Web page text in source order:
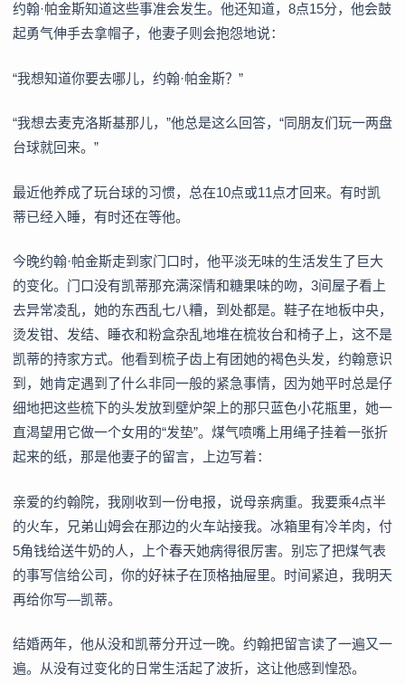
约翰·帕金斯知道这些事准会发生。他还知道，8点15分，他会鼓
起勇气伸手去拿帽子，他妻子则会抱怨地说：
“我想知道你要去哪儿，约翰·帕金斯？”
“我想去麦克洛斯基那儿，”他总是这么回答，“同朋友们玩一两盘
台球就回来。”
最近他养成了玩台球的习惯，总在10点或11点才回来。有时凯
蒂已经入睡，有时还在等他。
今晚约翰·帕金斯走到家门口时，他平淡无味的生活发生了巨大
的变化。门口没有凯蒂那充满深情和糖果味的吻，3间屋子看上
去异常凌乱，她的东西乱七八糟，到处都是。鞋子在地板中央，
烫发钳、发结、睡衣和粉盒杂乱地堆在梳妆台和椅子上，这不是
凯蒂的持家方式。他看到梳子齿上有团她的褐色头发，约翰意识
到，她肯定遇到了什么非同一般的紧急事情，因为她平时总是仔
细地把这些梳下的头发放到壁炉架上的那只蓝色小花瓶里，她一
直渴望用它做一个女用的“发垫”。煤气喷嘴上用绳子挂着一张折
起来的纸，那是他妻子的留言，上边写着：
亲爱的约翰院，我刚收到一份电报，说母亲病重。我要乘4点半
的火车，兄弟山姆会在那边的火车站接我。冰箱里有冷羊肉，付
5角钱给送牛奶的人，上个春天她病得很厉害。别忘了把煤气表
的事写信给公司，你的好袜子在顶格抽屉里。时间紧迫，我明天
再给你写—凯蒂。
结婚两年，他从没和凯蒂分开过一晚。约翰把留言读了一遍又一
遍。从没有过变化的日常生活起了波折，这让他感到惶恐。